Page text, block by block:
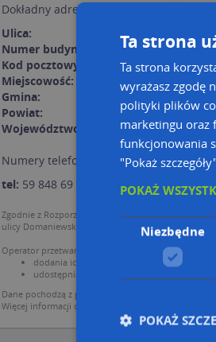
Dokładny adresu dojazdu:
Ulica:
Szczecińska 36k
Numer budynku:
Kod pocztowy:
76-200
Miejscowość:
Słupsk
Gmina:
Słupsk
Powiat:
Słupsk
Województwo:
pomorskie
Numery telefonów:
tel: 59 848 69 20
Zgodnie z Rozporządzeniem PE i Rady (UE) o
ulicy Domaniewskiej 37.
Operator przetwarza dane osobowe w celu:
dodania ich do bazy Targeo oraz publikacji
udostępniania danych o firmach partnerom
Dane pochodzą z publicznych baz CEIDG, GUS,
Więcej informacji dot. RODO:
http://
Ta strona
Ta strona
wyrażasz zgodę
polityki plików
marketingu oraz
funkcjonowania
"Pokaż szczegóły".
POKAŻ
Niezbędne
POKAŻ